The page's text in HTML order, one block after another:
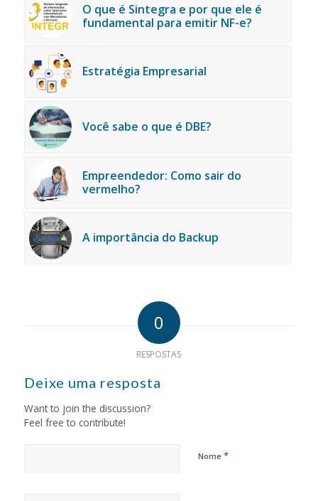
O que é Sintegra e por que ele é
fundamental para emitir NF-e?
Estratégia Empresarial
Você sabe o que é DBE?
Empreendedor: Como sair do
vermelho?
A importância do Backup
0
RESPOSTAS
Deixe uma resposta
Want to join the discussion?
Feel free to contribute!
Nome *